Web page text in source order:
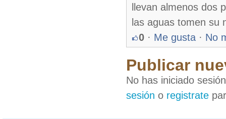
llevan almenos dos
las aguas tomen su
0 · Me gusta · No
Publicar
No has iniciado
sesión o registrate